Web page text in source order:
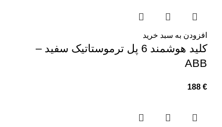
افزودن به سبد خرید
کلید هوشمند 6 پل ترموستاتیک سفید –
ABB
188 €